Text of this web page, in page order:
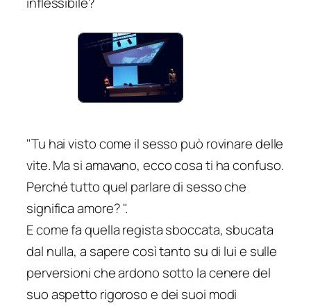
"Tu hai visto come il sesso può rovinare delle
vite. Ma si amavano, ecco cosa ti ha confuso.
Perché tutto quel parlare di sesso che
significa amore? ".
E come fa quella regista sboccata, sbucata
dal nulla, a sapere così tanto su di lui e sulle
perversioni che ardono sotto la cenere del
suo aspetto rigoroso e dei suoi modi